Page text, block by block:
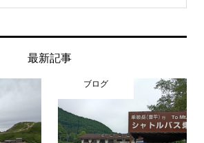
最新記事
ブログ